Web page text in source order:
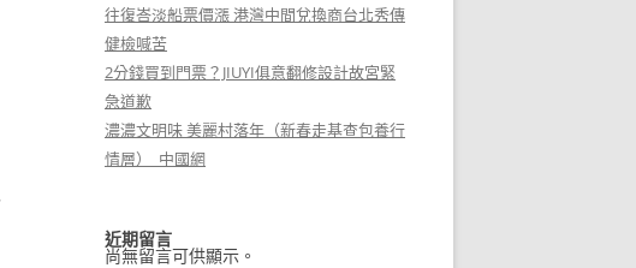
往復峇淡船票價漲 港灣中間兌換商台北秀傳
健檢喊苦
2分錢買到門票？JIUYI俱意翻修設計故宮緊
急道歉
濃濃文明味 美麗村落年（新春走基查包養行
情層）_中國網
近期留言
尚無留言可供顯示。